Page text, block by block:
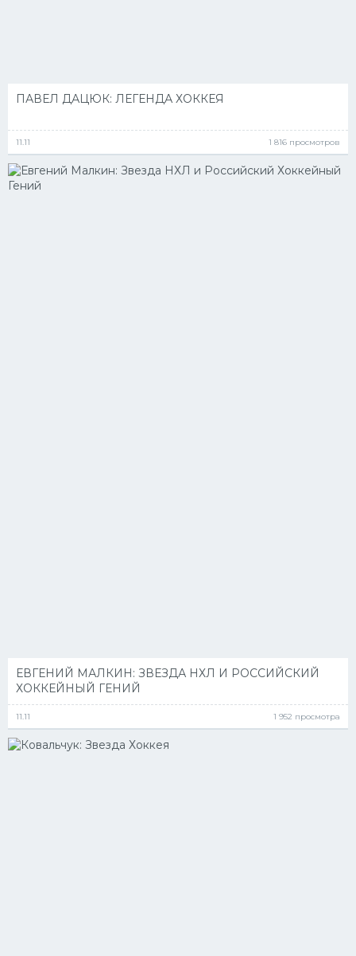
ПАВЕЛ ДАЦЮК: ЛЕГЕНДА ХОККЕЯ
11.11 1 816 просмотров
ЕВГЕНИЙ МАЛКИН: ЗВЕЗДА НХЛ И РОССИЙСКИЙ
ХОККЕЙНЫЙ ГЕНИЙ
11.11 1 952 просмотра